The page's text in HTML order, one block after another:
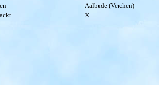
Aalbude (Verchen)
X